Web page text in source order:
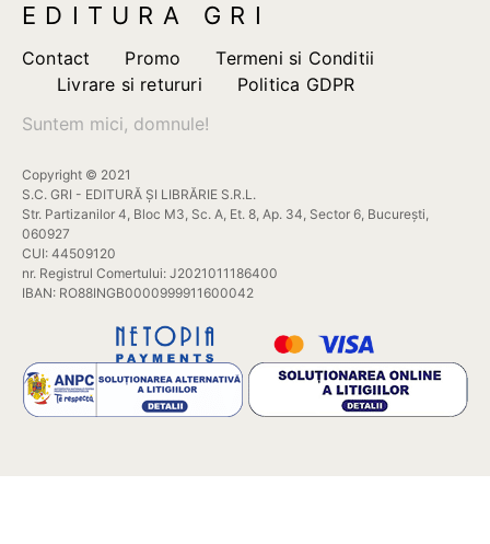
EDITURA GRI
Contact Promo
Termeni si Conditii
Livrare si retururi
Politica GDPR
Suntem mici, domnule!
Copyright © 2021
S.C. GRI - EDITURĂ ȘI LIBRĂRIE S.R.L.
Str. Partizanilor 4, Bloc M3, Sc. A, Et. 8, Ap. 34, Sector 6, București,
060927
CUI: 44509120
nr. Registrul Comertului: J2021011186400
IBAN: RO88INGB0000999911600042